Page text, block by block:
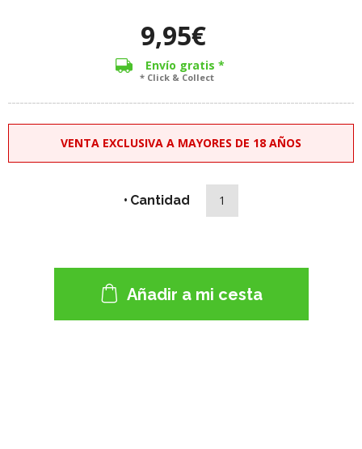
9,95€
Envío gratis *
* Click & Collect
VENTA EXCLUSIVA A MAYORES DE 18 AÑOS
Cantidad
Añadir a mi cesta